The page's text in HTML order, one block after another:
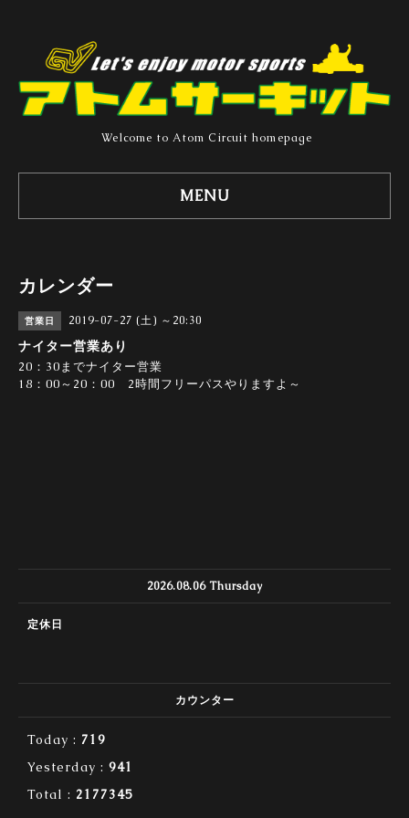
Welcome to Atom Circuit homepage
MENU
カレンダー
営業日 2019-07-27 (土) ～20:30
ナイター営業あり
20：30までナイター営業
18：00～20：00 2時間フリーパスやりますよ～
2026.08.06 Thursday
定休日
カウンター
Today : 719
Yesterday : 941
Total : 2177345